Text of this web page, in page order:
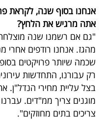
עקבו
אחרינו:
אתה מרגיש את הלחץ?
"גם אם רשמנו שנה
מהגז. אנחנו רודפים אחרי
שכמה שיותר פרויקטים
רק עבורנו, התחדשות
בצל עליית מחירי הנדל"ן.
מוגנים צריך ממ"דים.
צריכים בתים מחוזקים".